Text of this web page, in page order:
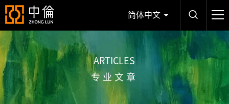
简体中文
ARTICLES
专业文章